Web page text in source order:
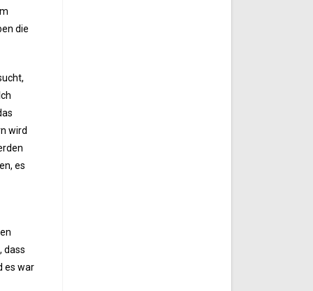
die
wird
es
dass
es war